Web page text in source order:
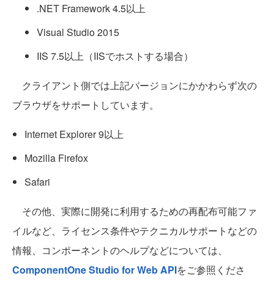
.NET Framework 4.5以上
Visual Studio 2015
IIS 7.5以上（IISでホストする場合）
クライアント側では上記バージョンにかかわらず次の
ブラウザをサポートしています。
Internet Explorer 9以上
Mozilla Firefox
Safari
その他、実際に開発に利用するための再配布可能ファ
イルなど、ライセンス条件やテクニカルサポートなどの
情報、コンポーネントのヘルプなどについては、
ComponentOne Studio for Web APIをご参照くださ